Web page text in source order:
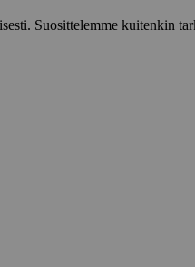
Suosittelemme kuitenkin